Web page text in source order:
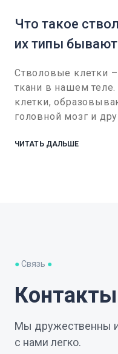
Что такое
их типы бывают
Стволовые клетки
ткани в нашем
клетки,
головной мозг и
ЧИТАТЬ ДАЛЬШЕ
●Связь ●
Контакты
Мы дружественны и
с нами легко.